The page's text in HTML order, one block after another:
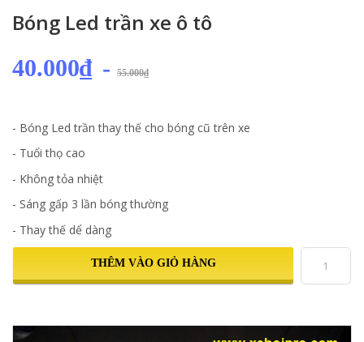
Bóng Led trần xe ô tô
40.000₫ - 55.000₫
- Bóng Led trần thay thế cho bóng cũ trên xe
- Tuổi thọ cao
- Không tỏa nhiệt
- Sáng gấp 3 lần bóng thường
- Thay thế dể dàng
THÊM VÀO GIỎ HÀNG